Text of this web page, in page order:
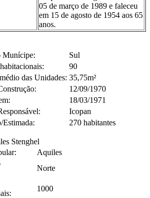
05 de março de 1989 e faleceu
em 15 de agosto de 1954 aos 65
anos.
Munícipe:
Sul
90
das Unidades: 35,75m²
12/09/1970
18/03/1971
Icopan
Estimada:
270 habitantes
Stenghel
Aquiles
Norte
1000